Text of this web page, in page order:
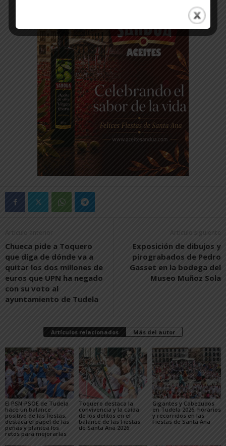
Artículo anterior
Chueca pide a Toquero
que diga de dónde va a
quitar los dos millones de
euros que UPN ha negado
con su voto al
ayuntamiento de Tudela
Artículo siguiente
Exposición de dibujos y
pirograbados de Pedro
Gasset en la bodega del
Museo Muñoz Sola
Artículos relacionados Más del autor
El PSN-PSOE de Tudela
hace un balance
positivo de las fiestas,
destaca el papel de las
peñas y plantea los
retos para mejorarlas
Toquero destaca la
convivencia y la caída
de los delitos en el
balance de las Fiestas
de Santa Ana 2026
Gigantes y Cabezudos
en Tudela 2026: horarios
y recorridos en las
Fiestas de Santa Ana